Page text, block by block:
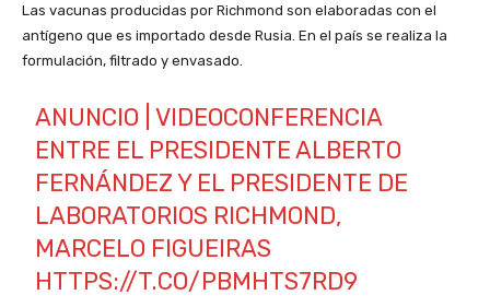
Las vacunas producidas por Richmond son elaboradas con el
antígeno que es importado desde Rusia. En el país se realiza la
formulación, filtrado y envasado.
ANUNCIO | VIDEOCONFERENCIA
ENTRE EL PRESIDENTE ALBERTO
FERNÁNDEZ Y EL PRESIDENTE DE
LABORATORIOS RICHMOND,
MARCELO FIGUEIRAS
HTTPS://T.CO/PBMHTS7RD9